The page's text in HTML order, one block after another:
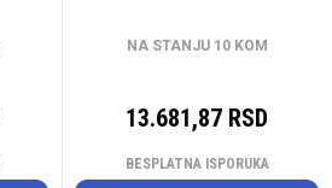
NA STANJU 10 KOM
13.681,87 RSD
BESPLATNA ISPORUKA